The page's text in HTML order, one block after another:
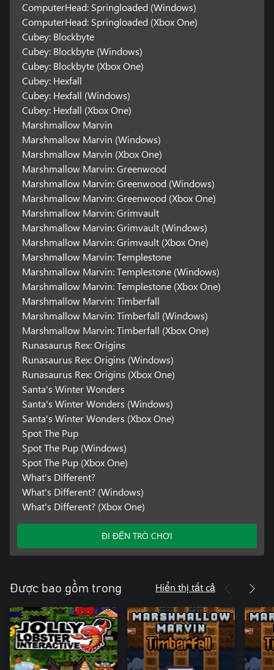
ComputerHead: Springloaded (Windows)
ComputerHead: Springloaded (Xbox One)
Cubey: Blockbyte
Cubey: Blockbyte (Windows)
Cubey: Blockbyte (Xbox One)
Cubey: Hexfall
Cubey: Hexfall (Windows)
Cubey: Hexfall (Xbox One)
Marshmallow Marvin
Marshmallow Marvin (Windows)
Marshmallow Marvin (Xbox One)
Marshmallow Marvin: Greenwood
Marshmallow Marvin: Greenwood (Windows)
Marshmallow Marvin: Greenwood (Xbox One)
Marshmallow Marvin: Grimvault
Marshmallow Marvin: Grimvault (Windows)
Marshmallow Marvin: Grimvault (Xbox One)
Marshmallow Marvin: Templestone
Marshmallow Marvin: Templestone (Windows)
Marshmallow Marvin: Templestone (Xbox One)
Marshmallow Marvin: Timberfall
Marshmallow Marvin: Timberfall (Windows)
Marshmallow Marvin: Timberfall (Xbox One)
Runasaurus Rex: Origins
Runasaurus Rex: Origins (Windows)
Runasaurus Rex: Origins (Xbox One)
Santa's Winter Wonders
Santa's Winter Wonders (Windows)
Santa's Winter Wonders (Xbox One)
Spot The Pup
Spot The Pup (Windows)
Spot The Pup (Xbox One)
What's Different?
What's Different? (Windows)
What's Different? (Xbox One)
ĐI ĐẾN TRÒ CHƠI
Được bao gồm trong Hiển thị tất cả